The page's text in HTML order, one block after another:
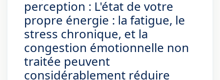
perception : L'état de votre
propre énergie : la fatigue, le
stress chronique, et la
congestion émotionnelle non
traitée peuvent
considérablement réduire